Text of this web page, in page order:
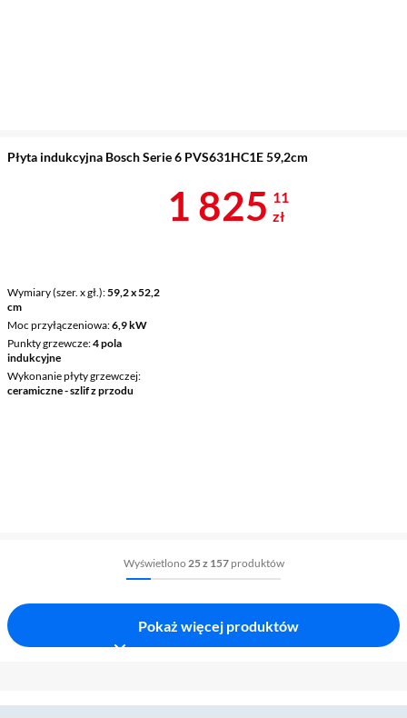
Płyta indukcyjna Bosch Serie 6 PVS631HC1E 59,2cm
Wymiary (szer. x gł.) 59,2 x 52,2
cm
Moc przyłączeniowa 6,9 kW
Punkty grzewcze 4 pola
indukcyjne
Wykonanie płyty grzewczej
ceramiczne - szlif z przodu
Cena 1
1 825 11
zł
Wyświetlono 25 z 157 produktów
Pokaż więcej produktów